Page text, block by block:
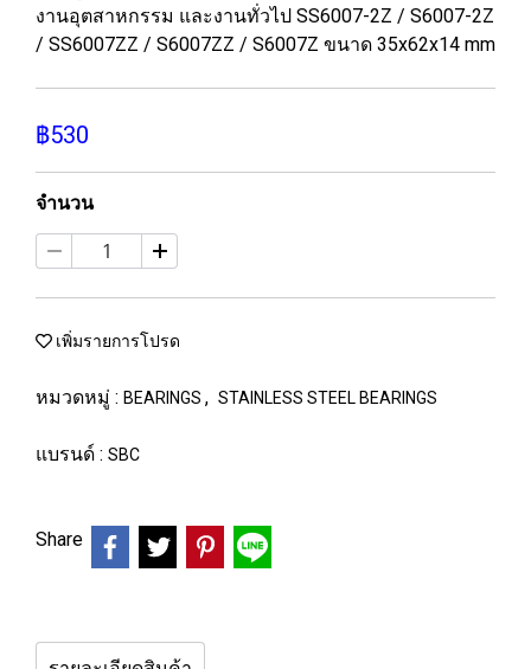
งานอุตสาหกรรม และงานทั่วไป SS6007-2Z / S6007-2Z
/ SS6007ZZ / S6007ZZ / S6007Z ขนาด 35x62x14 mm
฿530
จำนวน
เพิ่มรายการโปรด
หมวดหมู่ : BEARINGS , STAINLESS STEEL BEARINGS
แบรนด์ : SBC
Share